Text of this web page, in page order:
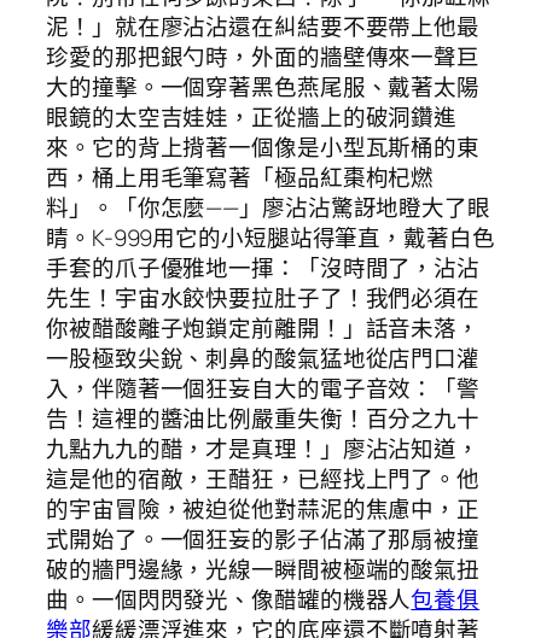
泥！」就在廖沾沾還在糾結要不要帶上他最
珍愛的那把銀勺時，外面的牆壁傳來一聲巨
大的撞擊。一個穿著黑色燕尾服、戴著太陽
眼鏡的太空吉娃娃，正從牆上的破洞鑽進
來。它的背上揹著一個像是小型瓦斯桶的東
西，桶上用毛筆寫著「極品紅棗枸杞燃
料」。「你怎麼——」廖沾沾驚訝地瞪大了眼
睛。K-999用它的小短腿站得筆直，戴著白色
手套的爪子優雅地一揮：「沒時間了，沾沾
先生！宇宙水餃快要拉肚子了！我們必須在
你被醋酸離子炮鎖定前離開！」話音未落，
一股極致尖銳、刺鼻的酸氣猛地從店門口灌
入，伴隨著一個狂妄自大的電子音效：「警
告！這裡的醬油比例嚴重失衡！百分之九十
九點九九的醋，才是真理！」廖沾沾知道，
這是他的宿敵，王醋狂，已經找上門了。他
的宇宙冒險，被迫從他對蒜泥的焦慮中，正
式開始了。一個狂妄的影子佔滿了那扇被撞
破的牆門邊緣，光線一瞬間被極端的酸氣扭
曲。一個閃閃發光、像醋罐的機器人包養俱
樂部緩緩漂浮進來，它的底座還不斷噴射著